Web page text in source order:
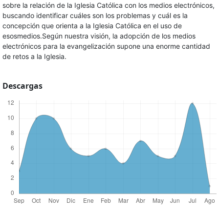
sobre la relación de la Iglesia Católica con los medios electrónicos,
buscando identificar cuáles son los problemas y cuál es la
concepción que orienta a la Iglesia Católica en el uso de
esosmedios.Según nuestra visión, la adopción de los medios
electrónicos para la evangelización supone una enorme cantidad
de retos a la Iglesia.
Descargas